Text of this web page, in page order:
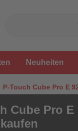
Neuheiten
P-Touch Cube Pro E
Cube Pro